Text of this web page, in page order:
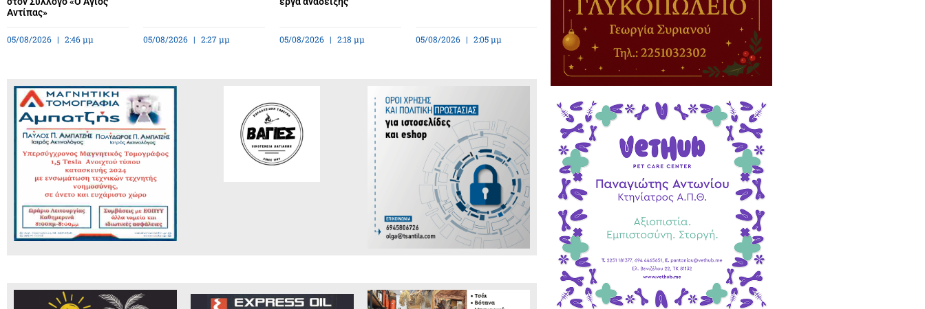
Αντίπας»
05/08/2026 2:46 μμ 05/08/2026 2:27 μμ 05/08/2026 2:18 μμ 05/08/2026 2:05 μμ